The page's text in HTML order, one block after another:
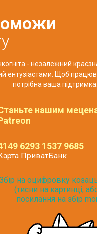
- незалежний
ентузіастами. Щоб
потрібна ваша підтримка.
нашим
6293 1537 9685
Карта ПриватБанк
Збір на оцифровку
(тисни на картинці,
посилання на збір